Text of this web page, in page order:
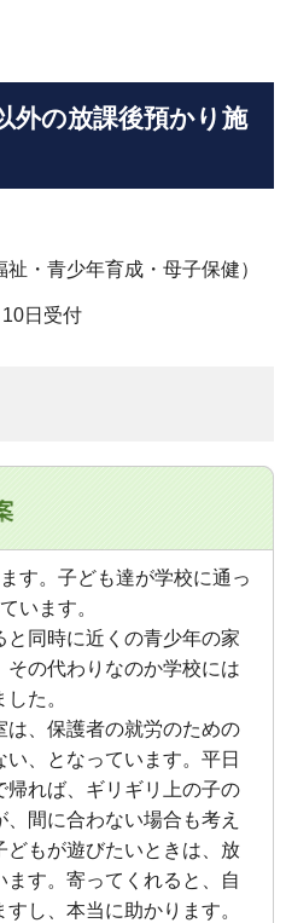
外の放課後預かり施
・青少年育成・母子保健）
日受付
す。子ども達が学校に通っ
います。
同時に近くの青少年の家
の代わりなのか学校には
た。
、保護者の就労のための
、となっています。平日
帰れば、ギリギリ上の子の
間に合わない場合も考え
どもが遊びたいときは、放
す。寄ってくれると、自
し、本当に助かります。